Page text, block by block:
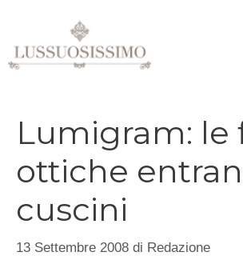
contenuto
Lumigram: le
ottiche
cuscini
13 Settembre 2008 di Redazione